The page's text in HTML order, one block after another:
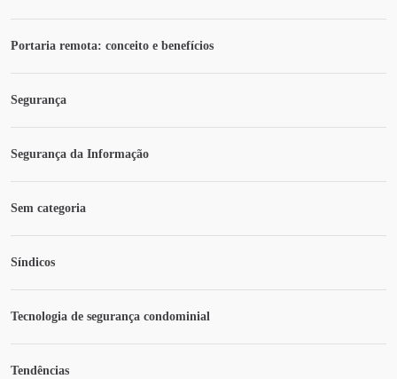
Portaria remota: conceito e benefícios
Segurança
Segurança da Informação
Sem categoria
Síndicos
Tecnologia de segurança condominial
Tendências